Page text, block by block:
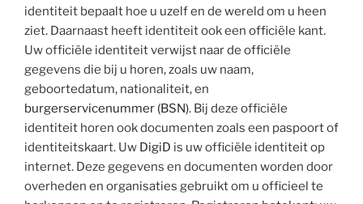
identiteit bepaalt hoe u uzelf en de wereld om u heen
ziet. Daarnaast heeft identiteit ook een officiële kant.
Uw officiële identiteit verwijst naar de officiële
gegevens die bij u horen, zoals uw naam,
geboortedatum, nationaliteit, en
burgerservicenummer (BSN). Bij deze officiële
identiteit horen ook documenten zoals een paspoort of
identiteitskaart. Uw DigiD is uw officiële identiteit op
internet. Deze gegevens en documenten worden door
overheden en organisaties gebruikt om u officieel te